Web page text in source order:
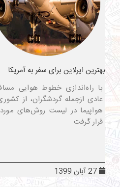
بهترین ایرلاین برای سفر به آمریکا
با راه‌اندازی خطوط هوایی
عادی ازجمله گردشگران، از
هواپیما در لیست روش‌های
قرار گرفت